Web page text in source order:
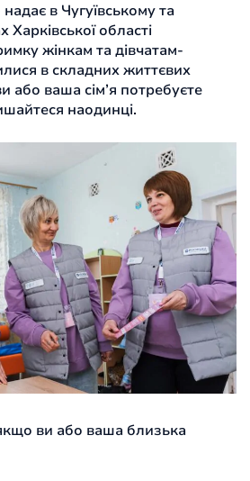
в Чугуївському та
області
жінкам та дівчатам-
в складних життєвих
або ваша сім’я потребуєте
наодинці.
ви або ваша близька